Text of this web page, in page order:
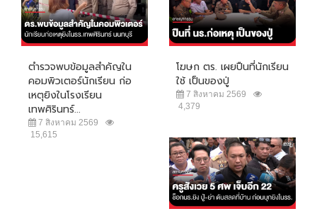
ตำรวจพบข้อมูลสำคัญใน
คอมพิวเตอร์นักเรียน ก่อ
เหตุยิงในโรงเรียน
เทพศิรินทร์...
7 สิงหาคม 2569
15,615
โฆษก ตร. เผยปืนที่นักเรียน
ใช้ เป็นของปู่
7 สิงหาคม 2569
4,379